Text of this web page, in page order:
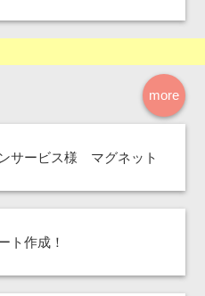
more
サービス様 マグネット
ト作成！